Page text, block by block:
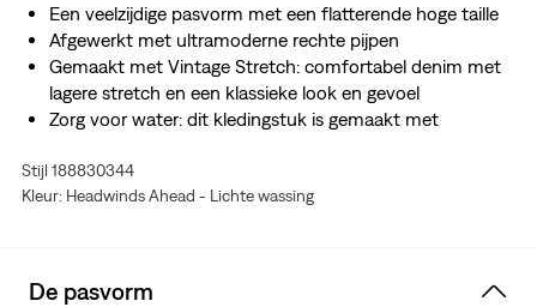
Een veelzijdige pasvorm met een flatterende hoge taille
Afgewerkt met ultramoderne rechte pijpen
Gemaakt met Vintage Stretch: comfortabel denim met
lagere stretch en een klassieke look en gevoel
Zorg voor water: dit kledingstuk is gemaakt met
eindige hulpbron te verminderen
Stijl 188830344
Kleur: Headwinds Ahead - Lichte wassing
De pasvorm